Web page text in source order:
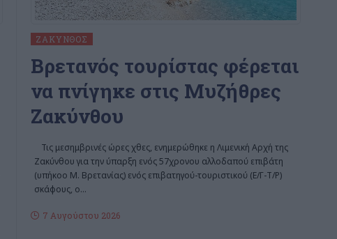
ΖΆΚΥΝΘΟΣ
Bρετανός τουρίστας φέρεται
να πνίγηκε στις Μυζήθρες
Ζακύνθου
Τις μεσημβρινές ώρες χθες, ενημερώθηκε η Λιμενική Αρχή της
Ζακύνθου για την ύπαρξη ενός 57χρονου αλλοδαπού επιβάτη
(υπήκοο Μ. Βρετανίας) ενός επιβατηγού-τουριστικού (Ε/Γ-Τ/Ρ)
σκάφους, ο…
7 Αυγούστου 2026